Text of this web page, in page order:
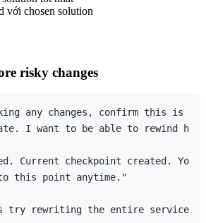
với chosen solution
risky changes
any changes, confirm this is
I want to be able to rewind
Current checkpoint created. You
this point anytime."